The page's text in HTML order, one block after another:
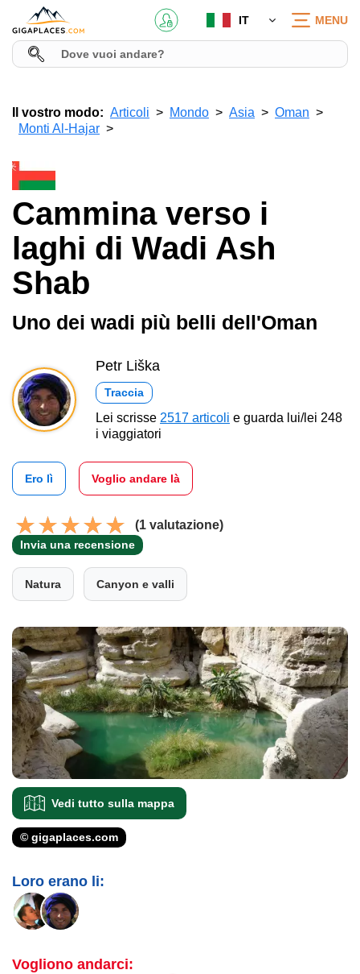
IT MENU
Il vostro modo: Articoli Mondo Asia
Oman
Monti Al-Hajar
Cammina verso i
laghi di Wadi Ash
Shab
Uno dei wadi più belli dell'Oman
Petr Liška
Traccia
Lei scrisse 2517 articoli e guarda lui/lei 248
i viaggiatori
Ero lì Voglio andare là
(1 valutazione)
Invia una recensione
Natura Canyon e valli
Vedi tutto sulla mappa
© gigaplaces.com
Loro erano li:
Vogliono andarci: